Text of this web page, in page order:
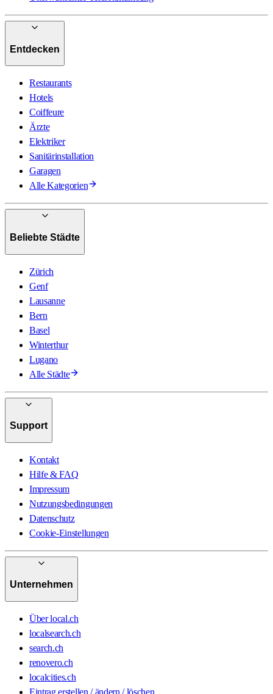
Entdecken
Restaurants
Hotels
Coiffeure
Ärzte
Elektriker
Sanitärinstallation
Garagen
Alle Kategorien
Beliebte Städte
Zürich
Genf
Lausanne
Bern
Basel
Winterthur
Lugano
Alle Städte
Support
Kontakt
Hilfe & FAQ
Impressum
Nutzungsbedingungen
Datenschutz
Cookie-Einstellungen
Unternehmen
Über local.ch
localsearch.ch
search.ch
renovero.ch
localcities.ch
Eintrag erstellen / ändern / löschen